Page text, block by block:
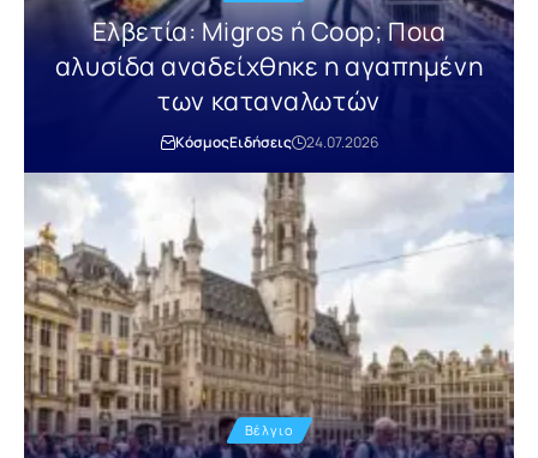
Ελβετία: Migros ή Coop; Ποια
αλυσίδα αναδείχθηκε η αγαπημένη
των καταναλωτών
ΚόσμοςΕιδήσεις 24.07.2026
Βέλγιο